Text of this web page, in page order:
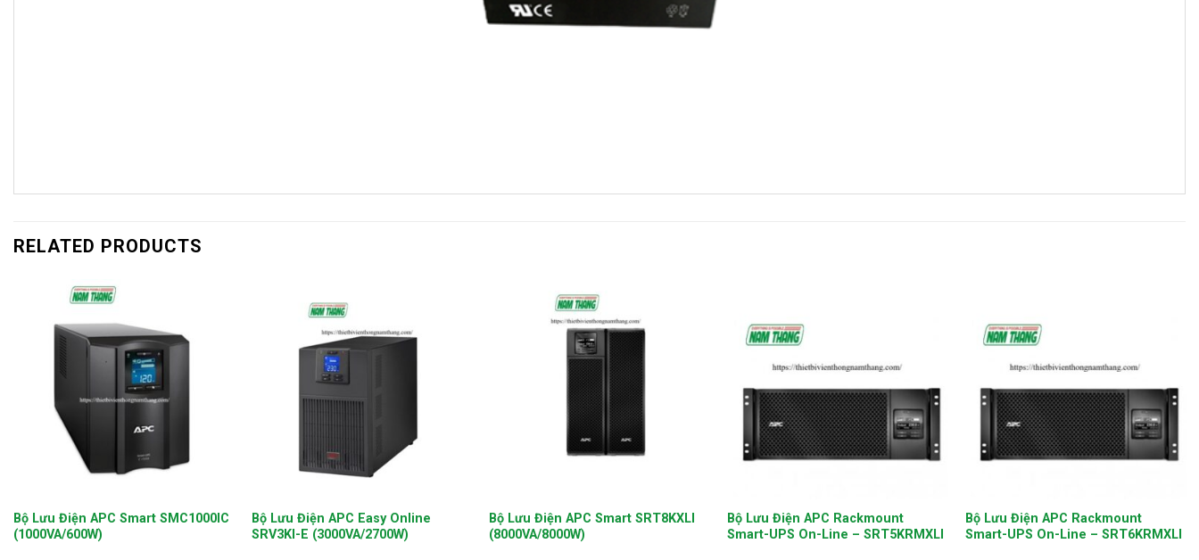
RELATED PRODUCTS
Bộ Lưu Điện APC Smart SMC1000IC
(1000VA/600W)
Bộ Lưu Điện APC Easy Online
SRV3KI-E (3000VA/2700W)
Bộ Lưu Điện APC Smart SRT8KXLI
(8000VA/8000W)
Bộ Lưu Điện APC Rackmount
Smart-UPS On-Line – SRT5KRMXLI
Bộ Lưu Điện APC Rackmount
Smart-UPS On-Line – SRT6KRMXLI